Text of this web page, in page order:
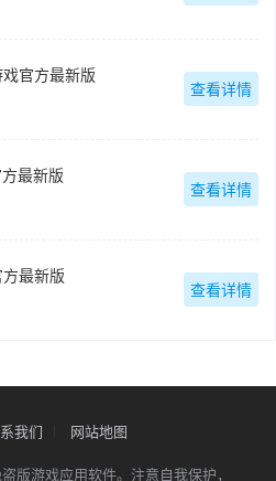
官方最新版
查看详情
最新版
查看详情
最新版
查看详情
我们 网站地图
版游戏应用软件。注意自我保护，